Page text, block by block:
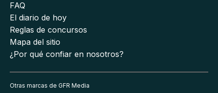
FAQ
El diario de hoy
Reglas de concursos
Mapa del sitio
¿Por qué confiar en nosotros?
Otras marcas de GFR Media